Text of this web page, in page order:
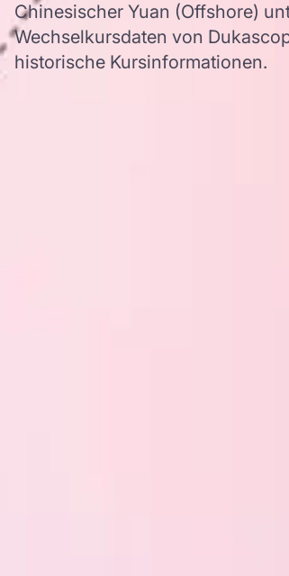
Chinesischer Yuan (Offshore)
Wechselkursdaten von
historische Kursinformationen.